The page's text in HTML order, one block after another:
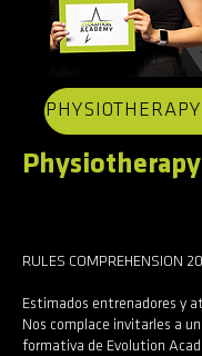
RULES COMPREHENSION
Estimados entrenadores y
Nos complace invitarles a
formativa de Evolution